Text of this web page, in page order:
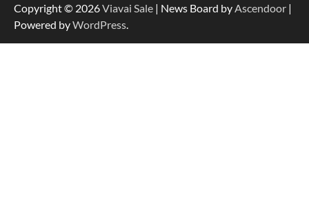
Copyright © 2026Viavai Sale | News Board by Ascendoor |
Powered byWordPress